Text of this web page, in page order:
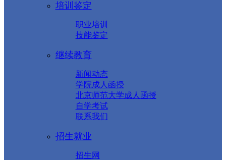
培训鉴定
职业培训
技能鉴定
继续教育
新闻动态
学院成人函授
北京师范大学成人函授
自学考试
联系我们
招生就业
招生网